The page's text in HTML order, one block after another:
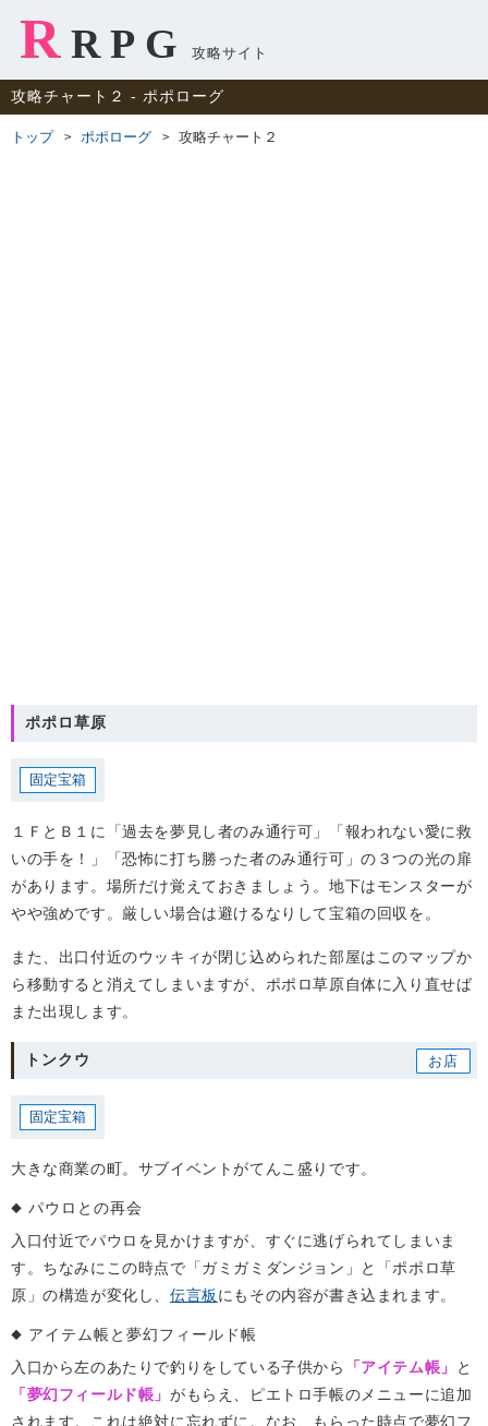
R RPG 攻略サイト
攻略チャート２ ‐ ポポローグ
トップ ポポローグ 攻略チャート２
ポポロ草原
固定宝箱
１ＦとＢ１に「過去を夢見し者のみ通行可」「報われない愛に救
いの手を！」「恐怖に打ち勝った者のみ通行可」の３つの光の扉
があります。場所だけ覚えておきましょう。地下はモンスターが
やや強めです。厳しい場合は避けるなりして宝箱の回収を。
また、出口付近のウッキィが閉じ込められた部屋はこのマップか
ら移動すると消えてしまいますが、ポポロ草原自体に入り直せば
また出現します。
トンクウ
固定宝箱
大きな商業の町。サブイベントがてんこ盛りです。
パウロとの再会
入口付近でパウロを見かけますが、すぐに逃げられてしまいま
す。ちなみにこの時点で「ガミガミダンジョン」と「ポポロ草
原」の構造が変化し、 伝言板 にもその内容が書き込まれます。
アイテム帳と夢幻フィールド帳
入口から左のあたりで釣りをしている子供から
「アイテム帳」
と
「夢幻フィールド帳」がもらえ、ピエトロ手帳のメニューに追加
されます。これは絶対に忘れずに。なお、もらった時点で夢幻フ